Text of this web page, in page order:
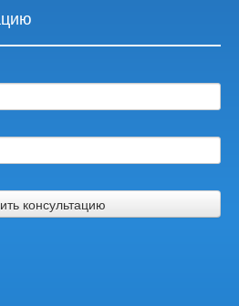
консультацию